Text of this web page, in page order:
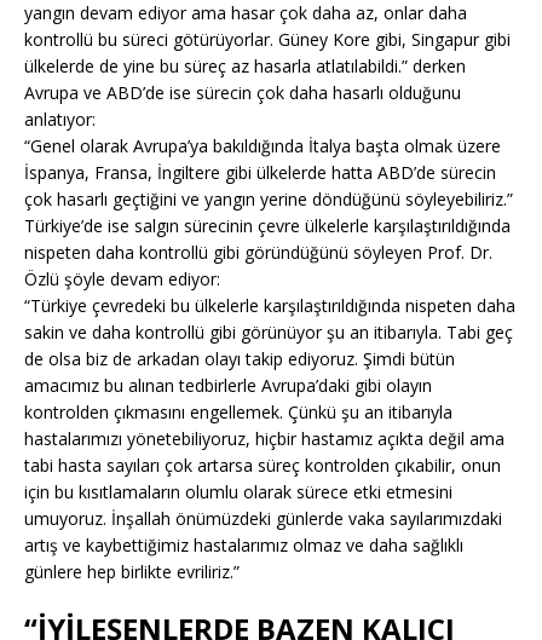
yangın devam ediyor ama hasar çok daha az, onlar daha
kontrollü bu süreci götürüyorlar. Güney Kore gibi, Singapur gibi
ülkelerde de yine bu süreç az hasarla atlatılabildi.” derken
Avrupa ve ABD’de ise sürecin çok daha hasarlı olduğunu
anlatıyor:
“Genel olarak Avrupa’ya bakıldığında İtalya başta olmak üzere
İspanya, Fransa, İngiltere gibi ülkelerde hatta ABD’de sürecin
çok hasarlı geçtiğini ve yangın yerine döndüğünü söyleyebiliriz.”
Türkiye’de ise salgın sürecinin çevre ülkelerle karşılaştırıldığında
nispeten daha kontrollü gibi göründüğünü söyleyen Prof. Dr.
Özlü şöyle devam ediyor:
“Türkiye çevredeki bu ülkelerle karşılaştırıldığında nispeten daha
sakin ve daha kontrollü gibi görünüyor şu an itibarıyla. Tabi geç
de olsa biz de arkadan olayı takip ediyoruz. Şimdi bütün
amacımız bu alınan tedbirlerle Avrupa’daki gibi olayın
kontrolden çıkmasını engellemek. Çünkü şu an itibarıyla
hastalarımızı yönetebiliyoruz, hiçbir hastamız açıkta değil ama
tabi hasta sayıları çok artarsa süreç kontrolden çıkabilir, onun
için bu kısıtlamaların olumlu olarak sürece etki etmesini
umuyoruz. İnşallah önümüzdeki günlerde vaka sayılarımızdaki
artış ve kaybettiğimiz hastalarımız olmaz ve daha sağlıklı
günlere hep birlikte evriliriz.”
“İYİLEŞENLERDE BAZEN KALICI